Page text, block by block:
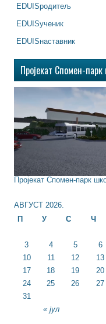
EDUISродитељ
EDUISученик
EDUISнаставник
Пројекат Спомен-
Пројекат Спомен-парк
АВГУСТ 2026.
П
У С Ч
« јул
3
4 5 6
10
11 12 13
17
18 19 20
24
25 26 27
31